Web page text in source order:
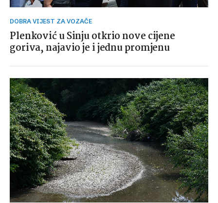
DOBRA VIJEST ZA VOZAČE
Plenković u Sinju otkrio nove cijene
goriva, najavio je i jednu promjenu